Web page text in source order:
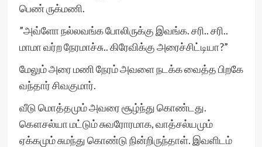
பெண் ருக்மணி.
”அவ்ளோ நல்லவங்க போலிருக்கு இவங்க. சரி.. சரி..
மாமா வர்ற நேரமாச்சு.. கிரேவிக்கு அரைச்சிட்டியா?”
மேலும் அரை மணி நேரம் அவளை நடக்க வைத்த பிறகே
வந்தார் சிவகுமார்.
வீடு மொத்தமும் அவரை சூழ்ந்து கொண்டது.
கௌசல்யா மட்டும் சுவரோரமாக, வாத்சல்யமும்
ஏக்கமும் சுமந்து கொண்டு நின்றிருந்தாள். இவளிடம்